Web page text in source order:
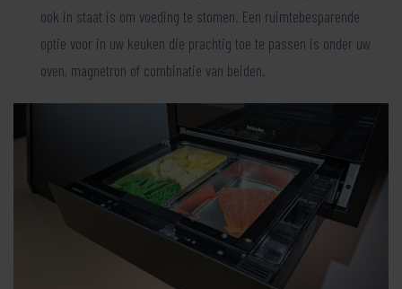
ook in staat is om voeding te stomen. Een ruimtebesparende
optie voor in uw keuken die prachtig toe te passen is onder uw
oven, magnetron of combinatie van beiden.